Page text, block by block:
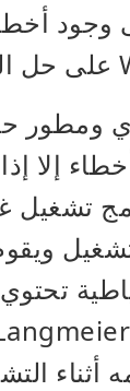
وجود
إلا
تشغيل